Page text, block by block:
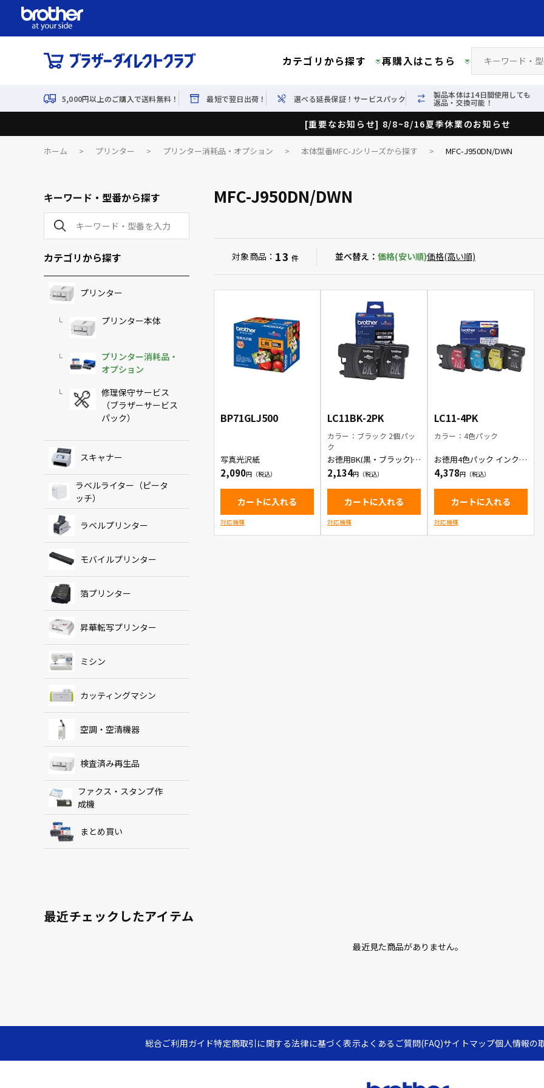
カテゴリから探す 再購入はこちら
5,000円以上のご購入で送料無料！ 最短で翌日出荷！ 選べる延長保証！サービスパック 製品本体は14日間使用しても
返品・交換可能！
[重要なお知らせ] 8/8~8/16夏季休業のお知らせ
ホーム > プリンター > プリンター消耗品・オプション > 本体型番MFC-Jシリーズから探す > MFC-J950DN/DWN
キーワード・型番から探す
カテゴリから探す
プリンター
プリンター本体
プリンター消耗品・
オプション
修理保守サービス
（ブラザーサービス
パック）
スキャナー
ラベルライター（ピータ
ッチ）
ラベルプリンター
モバイルプリンター
箔プリンター
昇華転写プリンター
ミシン
カッティングマシン
空調・空清機器
検査済み再生品
ファクス・スタンプ作
成機
まとめ買い
MFC-J950DN/DWN
対象商品： 13 件 並べ替え：価格(安い順)価格(高い順)
BP71GLJ500
写真光沢紙
2,090
カートに入れる
対応機種
LC11BK-2PK
カラー：ブラック 2個パッ
ク
お徳用BK(黒・ブラック) 2
本パック インクカートリ
ッジ
2,134
カートに入れる
対応機種
LC11-4PK
カラー：4色パック
お徳用4色パック インクカ
ートリッジ
4,378
カートに入れる
対応機種
最近チェックしたアイテム
最近見た商品がありません。
総合ご利用ガイド特定商取引に関する法律に基づく表示よくあるご質問(FAQ)サイトマップ個人情報の